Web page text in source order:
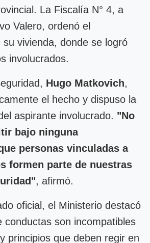
La Fiscalía N° 4, a
Valero, ordenó el
su vivienda, donde se logró
involucrados.
Hugo Matkovich,
el hecho y dispuso la
aspirante involucrado. "No
bajo ninguna
personas vinculadas a
formen parte de nuestras
, afirmó.
oficial, el Ministerio destacó
conductas son incompatibles
principios que deben regir en